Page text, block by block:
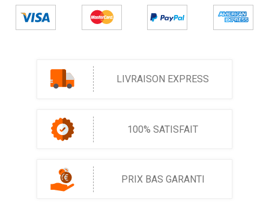
LIVRAISON EXPRESS
100% SATISFAIT
PRIX BAS GARANTI